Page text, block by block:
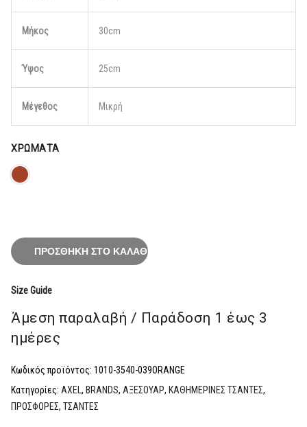
Μήκος 30cm
Ύψος 25cm
Μέγεθος Μικρή
ΧΡΏΜΑΤΑ
ΠΡΟΣΘΉΚΗ ΣΤΟ ΚΑΛΆΘΙ
Size Guide
Άμεση παραλαβή / Παράδoση 1 έως 3
ημέρες
Κωδικός προϊόντος: 1010-3540-039ORANGE
Κατηγορίες: AXEL , BRANDS, ΑΞΕΣΟΥΑΡ, ΚΑΘΗΜΕΡΙΝΕΣ ΤΣΑΝΤΕΣ,
ΠΡΟΣΦΟΡΕΣ, ΤΣΑΝΤΕΣ